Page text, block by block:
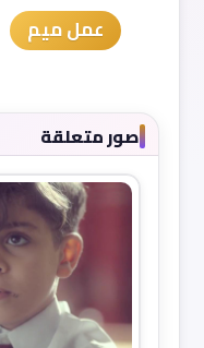
عمل ميم
صور متعلقة